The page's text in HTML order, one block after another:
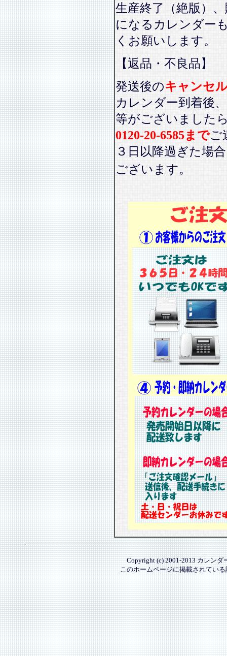
生産終了（絶版）
になるカレンダー
くお願いします。
【返品・不良品】
発送後のキャンセ
カレンダー到着後、
等がございました
0120-20-6585までご
３日以降過ぎた場
ございます。
Copyright (c) 2001-2013 カレンダ
このホームページに掲載されてい